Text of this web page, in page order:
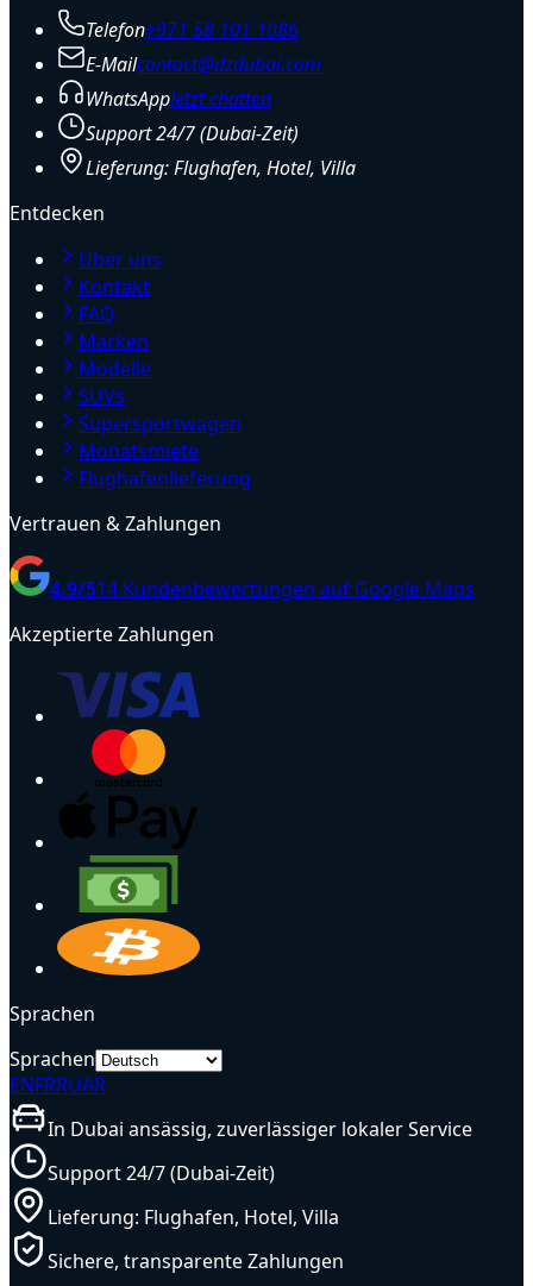
Telefon+971 58 101 1086
E-Mailcontact@dzdubai.com
WhatsAppJetzt chatten
Support 24/7 (Dubai-Zeit)
Lieferung: Flughafen, Hotel, Villa
Entdecken
Über uns
Kontakt
FAQ
Marken
Modelle
SUVs
Supersportwagen
Monatsmiete
Flughafenlieferung
Vertrauen & Zahlungen
4.9/514 Kundenbewertungen auf Google Maps
Akzeptierte Zahlungen
Sprachen
Sprachen
ENFRRUAR
In Dubai ansässig, zuverlässiger lokaler Service
Support 24/7 (Dubai-Zeit)
Lieferung: Flughafen, Hotel, Villa
Sichere, transparente Zahlungen